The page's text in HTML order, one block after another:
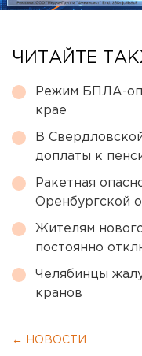
ЧИТАЙТЕ
Режим БПЛА-
крае
В
доплаты к
Ракетная
Оренбургской
Жителям
постоянно
Челябинцы
кранов
← НОВОСТИ